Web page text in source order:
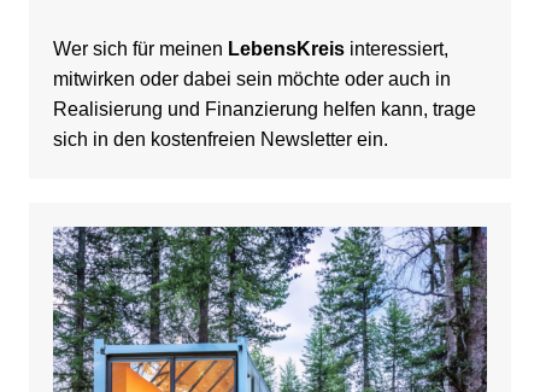
Wer sich für meinen LebensKreisinteressiert,
mitwirken oder dabei sein möchte oder auch in
Realisierung und Finanzierung helfen kann, trage
sich in den kostenfreien Newsletter ein.